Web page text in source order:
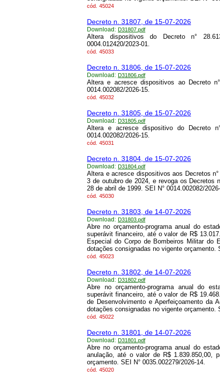
cód. 45024
Decreto n. 31807, de 15-07-2026
Download: D31807.pdf
Altera dispositivos do Decreto n°
0004.012420/2023-01.
cód. 45033
Decreto n. 31806, de 15-07-2026
Download: D31806.pdf
Altera e acresce dispositivos ao Decreto
0014.002082/2026-15.
cód. 45032
Decreto n. 31805, de 15-07-2026
Download: D31805.pdf
Altera e acresce dispositivo do Decreto
0014.002082/2026-15.
cód. 45031
Decreto n. 31804, de 15-07-2026
Download: D31804.pdf
Altera e acresce dispositivos aos Decretos
3 de outubro de 2024, e revoga os Decretos
28 de abril de 1999. SEI N° 0014.002082/
cód. 45030
Decreto n. 31803, de 14-07-2026
Download: D31803.pdf
Abre no orçamento-programa anual do
superávit financeiro, até o valor de R$
Especial do Corpo de Bombeiros Militar do
dotações consignadas no vigente orçamento.
cód. 45023
Decreto n. 31802, de 14-07-2026
Download: D31802.pdf
Abre no orçamento-programa anual do
superávit financeiro, até o valor de R$
de Desenvolvimento e Aperfeiçoamento da
dotações consignadas no vigente orçamento.
cód. 45022
Decreto n. 31801, de 14-07-2026
Download: D31801.pdf
Abre no orçamento-programa anual do
anulação, até o valor de R$ 1.839.850,00,
orçamento. SEI N° 0035.002279/2026-14.
cód. 45020